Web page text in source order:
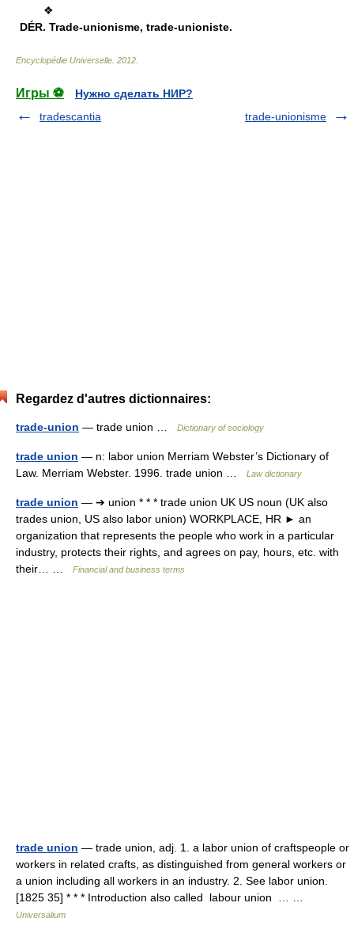
❖
DÉR. Trade-unionisme, trade-unioniste.
Encyclopédie Universelle 2012
Игры ⚽
Нужно сделать НИР?
tradescantia
trade-unionisme
Regardez d'autres dictionnaires:
trade-union — trade union … Dictionary of sociology
trade union — n: labor union Merriam Webster’s Dictionary of
Law. Merriam Webster. 1996. trade union …
Law dictionary
trade union — ➔ union * * * trade union UK US noun (UK also
trades union, US also labor union) WORKPLACE, HR ► an
organization that represents the people who work in a particular
industry, protects their rights, and agrees on pay, hours, etc. with
their… …
Financial and business terms
trade union — trade union, adj. 1. a labor union of craftspeople or
workers in related crafts, as distinguished from general workers or
a union including all workers in an industry. 2. See labor union.
[1825 35] * * * Introduction also called labour union … …
Universalium